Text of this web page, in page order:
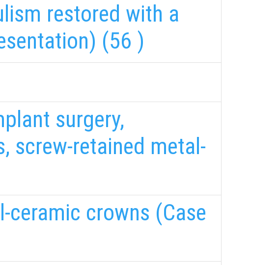
restored with a
(56 )
surgery,
screw-retained metal-
crowns (Case